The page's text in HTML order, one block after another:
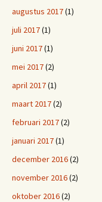
augustus 2017(1)
juli 2017(1)
juni 2017(1)
mei 2017(2)
april 2017(1)
maart 2017(2)
februari 2017(2)
januari 2017(1)
december 2016(2)
november 2016(2)
oktober 2016(2)